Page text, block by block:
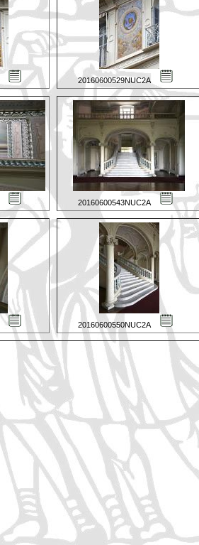
20160600529NUC2A
20160600543NUC2A
20160600550NUC2A